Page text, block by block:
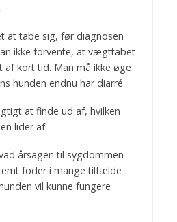
at tabe sig, før diagnosen
ikke forvente, at vægttabet
af kort tid. Man må ikke øge
hunden endnu har diarré.
at finde ud af, hvilken
lider af.
årsagen til sygdommen
foder i mange tilfælde
vil kunne fungere